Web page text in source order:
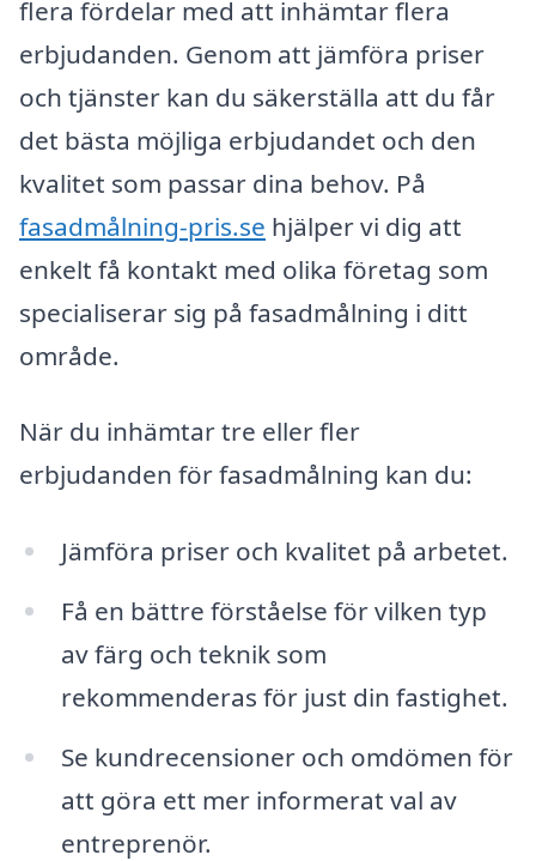
flera fördelar med att inhämtar flera
erbjudanden. Genom att jämföra priser
och tjänster kan du säkerställa att du får
det bästa möjliga erbjudandet och den
kvalitet som passar dina behov. På
fasadmålning-pris.se hjälper vi dig att
enkelt få kontakt med olika företag som
specialiserar sig på fasadmålning i ditt
område.
När du inhämtar tre eller fler
erbjudanden för fasadmålning kan du:
Jämföra priser och kvalitet på arbetet.
Få en bättre förståelse för vilken typ
av färg och teknik som
rekommenderas för just din fastighet.
Se kundrecensioner och omdömen för
att göra ett mer informerat val av
entreprenör.